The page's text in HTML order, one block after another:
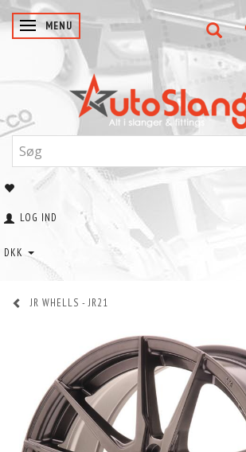
SKIFTE NAVIGATION
MENU
LOG IND
DKK
JR WHELLS - JR21